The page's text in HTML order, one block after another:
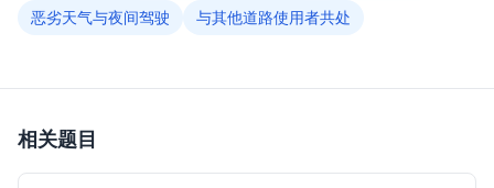
恶劣天气与夜间驾驶
与其他道路使用者共处
相关题目